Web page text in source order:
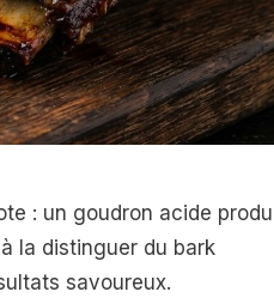
: un goudron acide
la distinguer du bark
savoureux.